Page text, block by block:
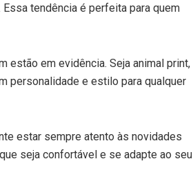
tendência é perfeita para quem
em evidência. Seja animal print,
personalidade e estilo para qualquer
estar sempre atento às novidades
seja confortável e se adapte ao seu